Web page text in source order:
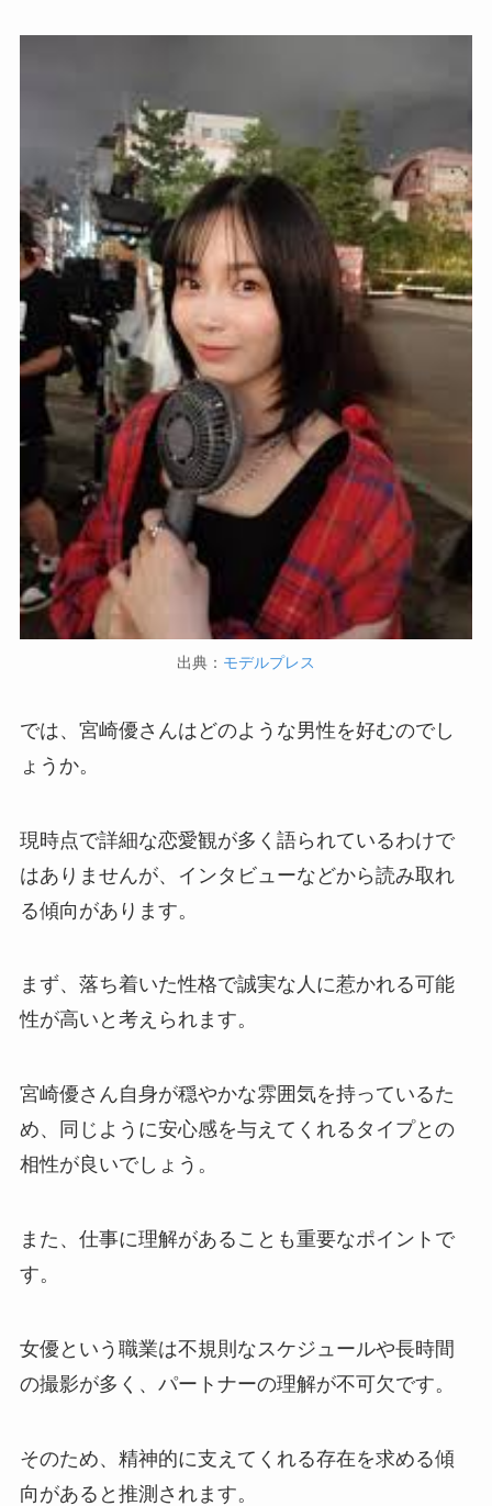
出典： モデルプレス
では、宮崎優さんはどのような男性を好むのでし
ょうか。
現時点で詳細な恋愛観が多く語られているわけで
はありませんが、インタビューなどから読み取れ
る傾向があります。
まず、落ち着いた性格で誠実な人に惹かれる可能
性が高いと考えられます。
宮崎優さん自身が穏やかな雰囲気を持っているた
め、同じように安心感を与えてくれるタイプとの
相性が良いでしょう。
また、仕事に理解があることも重要なポイントで
す。
女優という職業は不規則なスケジュールや長時間
の撮影が多く、パートナーの理解が不可欠です。
そのため、精神的に支えてくれる存在を求める傾
向があると推測されます。